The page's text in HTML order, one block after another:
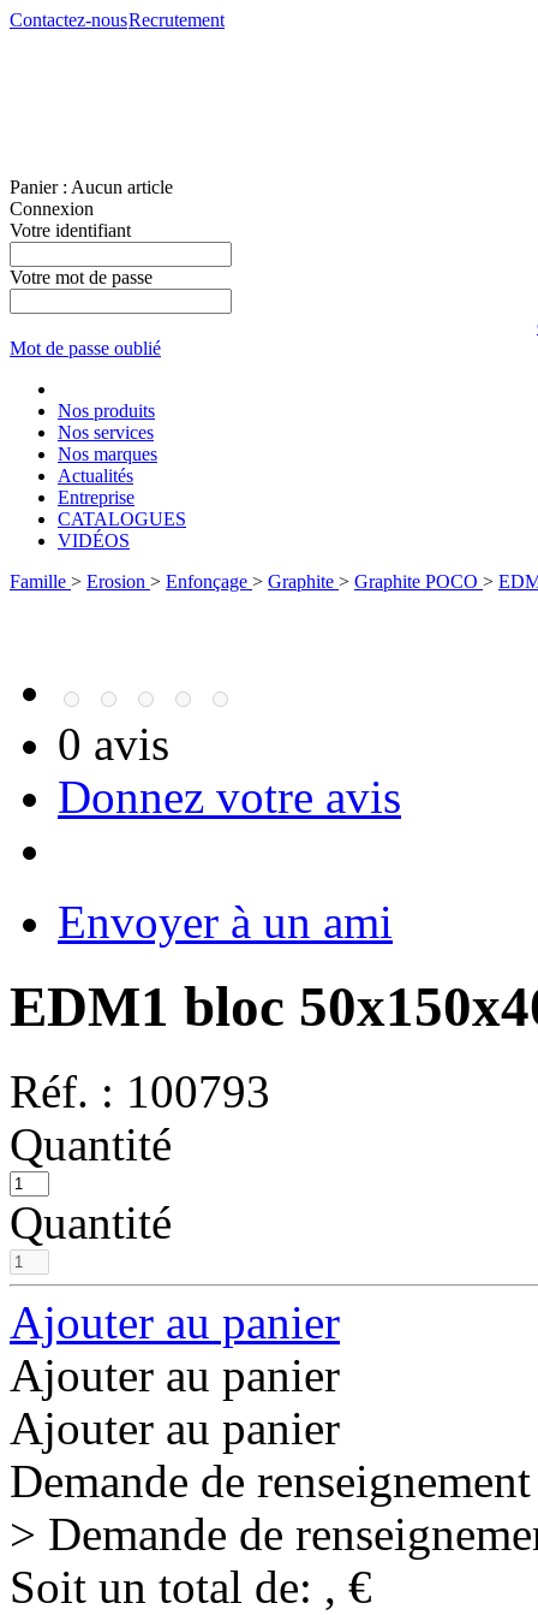
Contactez-nousRecrutement
Panier : Aucun article
Connexion
Votre identifiant
Votre mot de passe
Mot de passe oublié
Nos produits
Nos services
Nos marques
Actualités
Entreprise
CATALOGUES
VIDÉOS
Famille > Erosion > Enfonçage > Graphite > Graphite POCO >
0 avis
Donnez votre avis
Envoyer à un ami
EDM1 bloc
Réf. : 100793
Quantité
Quantité
Ajouter au panier
Ajouter au panier
Ajouter au panier
Demande de renseignement
> Demande de
Soit un total de: , €